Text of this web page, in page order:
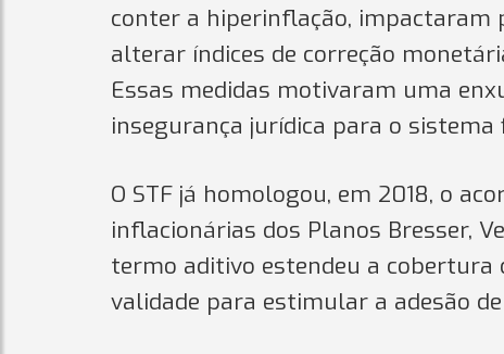
conter a hiperinflação, impactaram
alterar índices de correção
Essas medidas motivaram uma
insegurança jurídica para o
O STF já homologou, em 2018, o
inflacionárias dos Planos Bresser,
termo aditivo estendeu a cobertura
validade para estimular a adesão